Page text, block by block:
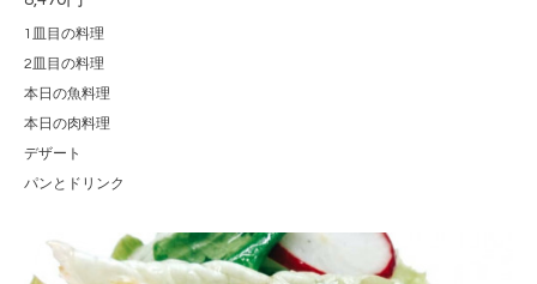
1皿目の料理
2皿目の料理
本日の魚料理
本日の肉料理
デザート
パンとドリンク